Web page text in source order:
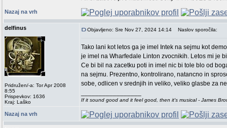
Nazaj na vrh
delfinus
Pridružen/-a: Tor Apr 2008
8:55
Prispevkov: 1636
Kraj: Laško
Objavljeno: Sre Nov 27, 2024 14:14 Naslov sporočila:
Tako lani kot letos ga je imel Intek na sejmu kot
je imel na Wharfedale Linton zvocnikih. Letos mi je
Ce bi bil na zacetku poti in imel nic bi tole blo od
na sejmu. Prezentno, kontrolirano, natancno in
sobe, odlicen v srednjih in veliko, veliko glasbe za
If it sound good and it feel good, then it's musical - James
Nazaj na vrh